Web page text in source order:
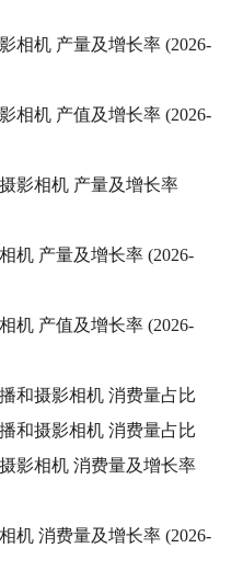
相机 产量及增长率 (2026-
相机 产值及增长率 (2026-
影相机 产量及增长率
机 产量及增长率 (2026-
机 产值及增长率 (2026-
和摄影相机 消费量占比
和摄影相机 消费量占比
影相机 消费量及增长率
机 消费量及增长率 (2026-